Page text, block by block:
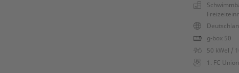
g-box 50
50 kWel /
1. FC